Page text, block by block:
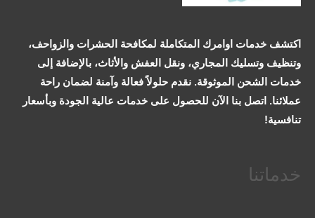
اكتشف خدمات اوامرك المتكاملة لمكافحة الحشرات والزواحف،
وتنظيف وتسليك المجاري، ونقل العفش والأثاث، بالإضافة إلى
خدمات الشحن الموثوقة. نقدم حلولاً فعالة وآمنة لضمان راحة
عملائنا. اتصل بنا الآن للحصول على خدمات عالية الجودة وبأسعار
تنافسية!
خدماتنا